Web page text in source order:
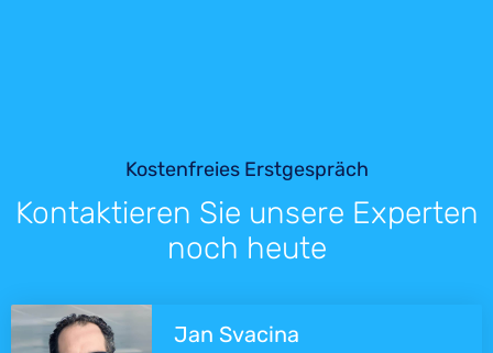
Kostenfreies Erstgespräch
Kontaktieren Sie unsere Experten
noch heute
Jan Svacina